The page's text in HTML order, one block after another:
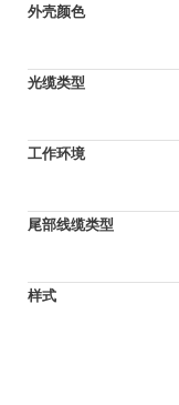
外壳颜色
光缆类型
工作环境
尾部线缆类型
样式